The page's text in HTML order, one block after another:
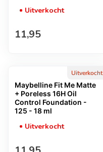
Uitverkocht
Normale prijs
11,95
Uitverkocht
Maybelline Fit Me Matte
+ Poreless 16H Oil
Control Foundation -
125 - 18 ml
Uitverkocht